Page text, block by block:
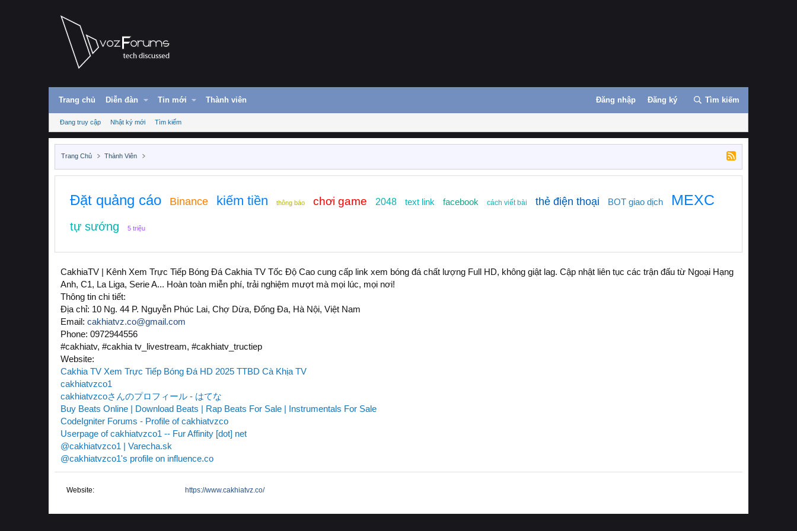
Trang chủ Diễn đàn Tin mới Thành viên Đăng nhập Đăng ký Tìm kiếm
Đang truy cập Nhật ký mới Tìm kiếm
Trang Chủ Thành Viên
Đặt quảng cáo Binance kiếm tiền thông báo chơi game 2048 text link facebook cách viết bài thẻ điện thoại BOT giao dịch MEXC
tự sướng 5 triệu
CakhiaTV | Kênh Xem Trực Tiếp Bóng Đá Cakhia TV Tốc Độ Cao cung cấp link xem bóng đá chất lượng Full HD, không giật lag. Cập nhật liên tục các trận đấu từ Ngoại Hạng
Anh, C1, La Liga, Serie A... Hoàn toàn miễn phí, trải nghiệm mượt mà mọi lúc, mọi nơi!
Thông tin chi tiết:
Địa chỉ: 10 Ng. 44 P. Nguyễn Phúc Lai, Chợ Dừa, Đống Đa, Hà Nội, Việt Nam
Email: cakhiatvz.co@gmail.com
Phone: 0972944556
#cakhiatv, #cakhia tv_livestream, #cakhiatv_tructiep
Website:
Cakhia TV Xem Trực Tiếp Bóng Đá HD 2025 TTBD Cà Khịa TV
cakhiatvzco1
cakhiatvzcoさんのプロフィール - はてな
Buy Beats Online | Download Beats | Rap Beats For Sale | Instrumentals For Sale
CodeIgniter Forums - Profile of cakhiatvzco
Userpage of cakhiatvzco1 -- Fur Affinity [dot] net
@cakhiatvzco1 | Varecha.sk
@cakhiatvzco1's profile on influence.co
Website https://www.cakhiatvz.co/